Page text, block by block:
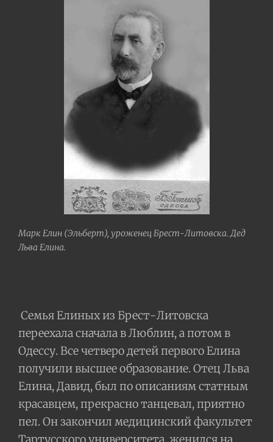
Марк Елин (Эльберт), уроженец Брест-Литовска. Дед
Льва Елина.
Семья Елиных из Брест-Литовска
переехала сначала в Люблин, а потом в
Одессу. Все четверо детей первого Елина
получили высшее образование. Отец Льва
Елина, Давид, был по описаниям статным
красавцем, прекрасно танцевал, приятно
пел. Он закончил медицинский факультет
Тартусского университета, женился на